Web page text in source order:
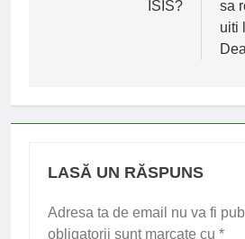
ISIS?
sa
uiti
LASĂ UN RĂSPUNS
Adresa ta de email nu va fi
obligatorii sunt marcate cu *